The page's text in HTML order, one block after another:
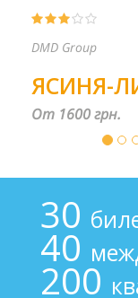
PP ŠČOKA
ТЯЧЕВ-
От 1600 грн.
30
40
200